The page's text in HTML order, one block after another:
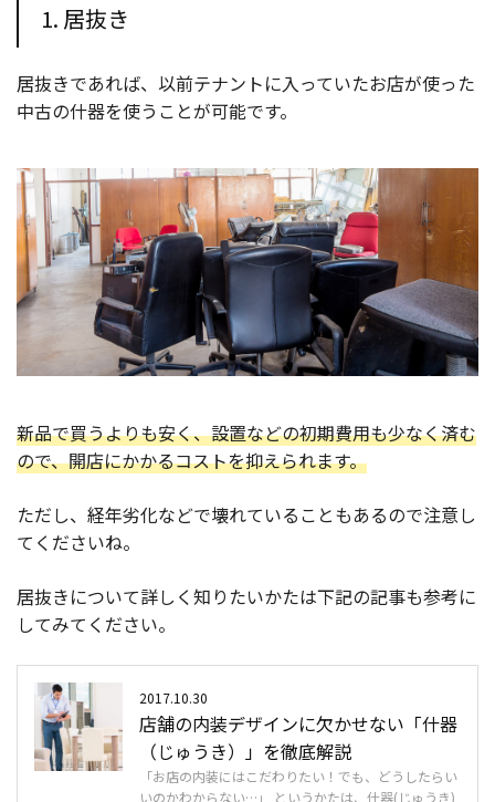
1. 居抜き
居抜きであれば、以前テナントに入っていたお店が使った
中古の什器を使うことが可能です。
新品で買うよりも安く、設置などの初期費用も少なく済む
ので、開店にかかるコストを抑えられます。
ただし、経年劣化などで壊れていることもあるので注意し
てくださいね。
居抜きについて詳しく知りたいかたは下記の記事も参考に
してみてください。
2017.10.30
店舗の内装デザインに欠かせない「什器
（じゅうき）」を徹底解説
「お店の内装にはこだわりたい！でも、どうしたらい
いのかわからない…」 というかたは、什器(じゅうき)